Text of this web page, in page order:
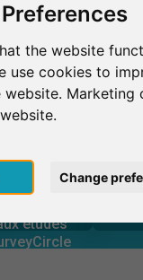
the website
use cookies to
website.
Change
études
études